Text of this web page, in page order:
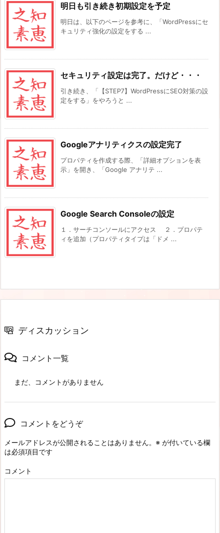
明日も引き続き初期設定を予定
明日は、以下のページを参考に、「WordPressにセ
キュリティ強化の設定をする ...
セキュリティ設定は完了。だけど・・・
引き続き、「【STEP7】WordPressにSEO対策の設
定をする」をやろうと ...
Googleアナリティクスの設定完了
プロパティを作成する際、「詳細オプションを表
示」を開き、「Google アナリテ ...
Google Search Consoleの設定
１．サーチコンソールにアクセス ２．プロパテ
ィを追加（プロパティタイプは「ドメ ...
ディスカッション
コメント一覧
まだ、コメントがありません
コメントをどうぞ
メールアドレスが公開されることはありません。 ※ が付いている欄
は必須項目です
コメント